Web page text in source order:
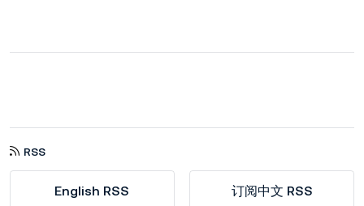
RSS
English RSS 订阅中文 RSS